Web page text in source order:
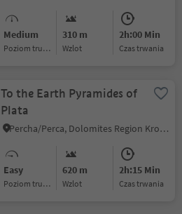
Medium
Poziom trudności
310 m
Wzlot
2h:00 Min
czas trwania
To the Earth Pyramides of
Plata
Percha/Perca, Dolomites Region Kronplatz/Plan de Corones
Easy
Poziom trudności
620 m
Wzlot
2h:15 Min
czas trwania